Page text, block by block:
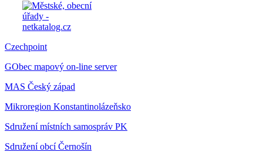
Czechpoint
GObec mapový on-line server
MAS Český západ
Mikroregion Konstantinolázeňsko
Sdružení místních samospráv PK
Sdružení obcí Černošín